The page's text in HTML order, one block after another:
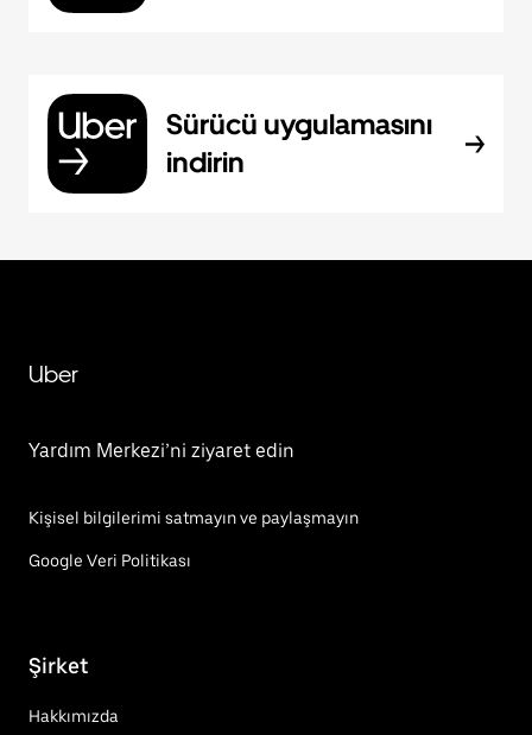
Sürücü uygulamasını
indirin
Uber
Yardım Merkezi’ni ziyaret edin
Kişisel bilgilerimi satmayın ve paylaşmayın
Google Veri Politikası
Şirket
Hakkımızda